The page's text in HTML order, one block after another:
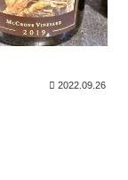
2022.09.26